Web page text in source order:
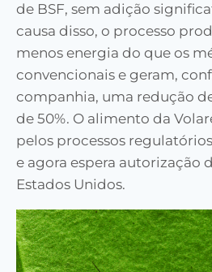
de BSF, sem adição
causa disso, o processo
menos energia do que os
convencionais e geram,
companhia, uma redução
de 50%. O alimento da
pelos processos
e agora espera autorização
Estados Unidos.